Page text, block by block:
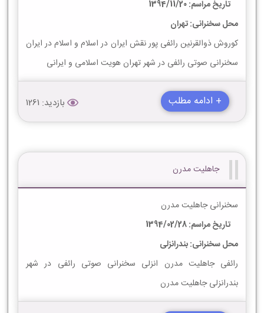
تاریخ مراسم: 1394/11/20
محل سخنرانی: تهران
کوروش ذوالقرنین رائفی پور نقش ایران در اسلام و اسلام در ایران
سخنرانی صوتی رائفی در شهر تهران هویت اسلامی و ایرانی
+ ادامه مطلب بازدید: 1261
جاهلیت مدرن
سخنرانی جاهلیت مدرن
تاریخ مراسم: 1394/02/28
محل سخنرانی: بندرانزلی
رائفی جاهلیت مدرن انزلی سخنرانی صوتی رائفی در شهر
بندرانزلی جاهلیت مدرن